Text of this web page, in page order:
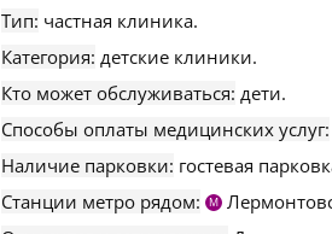
Тип: частная клиника.
Категория: детские клиники.
Кто может обслуживаться: дети.
Способы оплаты медицинских услуг:
Наличие парковки: гостевая
Станции метро рядом:
М